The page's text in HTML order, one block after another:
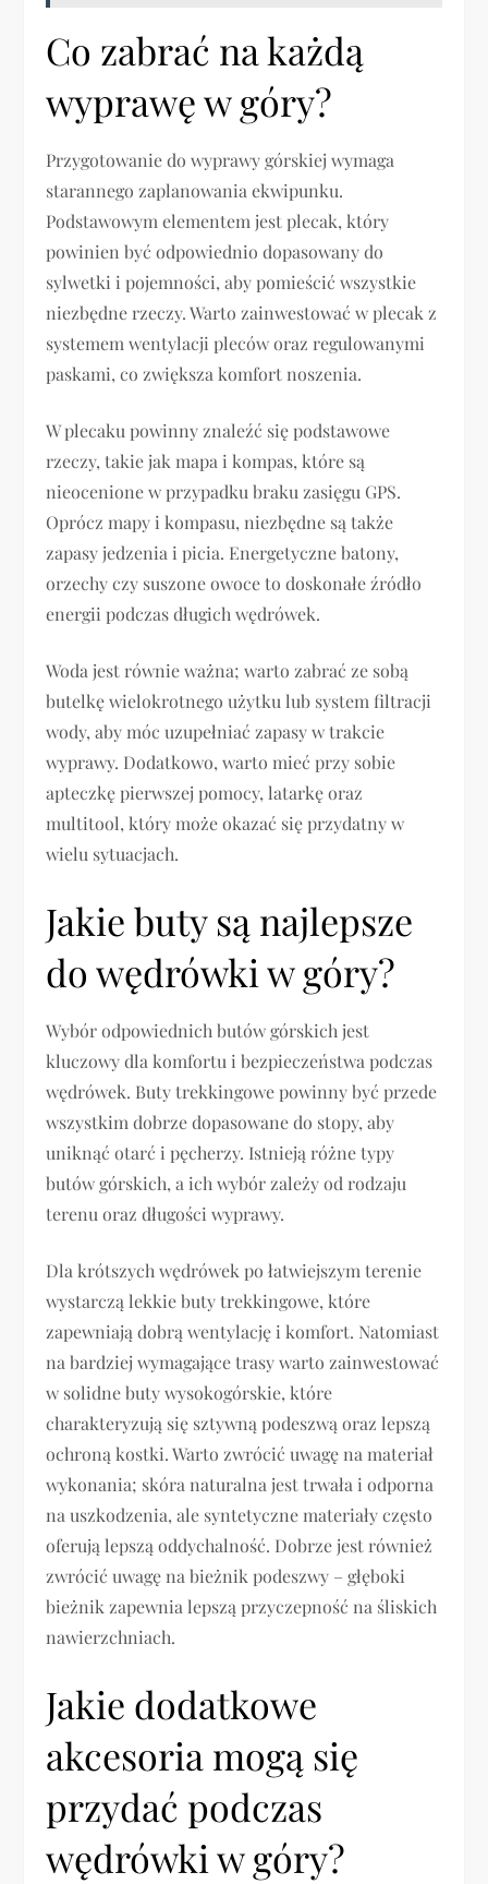
Co zabrać na każdą
wyprawę w góry?
Przygotowanie do wyprawy górskiej wymaga
starannego zaplanowania ekwipunku.
Podstawowym elementem jest plecak, który
powinien być odpowiednio dopasowany do
sylwetki i pojemności, aby pomieścić wszystkie
niezbędne rzeczy. Warto zainwestować w plecak z
systemem wentylacji pleców oraz regulowanymi
paskami, co zwiększa komfort noszenia.
W plecaku powinny znaleźć się podstawowe
rzeczy, takie jak mapa i kompas, które są
nieocenione w przypadku braku zasięgu GPS.
Oprócz mapy i kompasu, niezbędne są także
zapasy jedzenia i picia. Energetyczne batony,
orzechy czy suszone owoce to doskonałe źródło
energii podczas długich wędrówek.
Woda jest równie ważna; warto zabrać ze sobą
butelkę wielokrotnego użytku lub system filtracji
wody, aby móc uzupełniać zapasy w trakcie
wyprawy. Dodatkowo, warto mieć przy sobie
apteczkę pierwszej pomocy, latarkę oraz
multitool, który może okazać się przydatny w
wielu sytuacjach.
Jakie buty są najlepsze
do wędrówki w góry?
Wybór odpowiednich butów górskich jest
kluczowy dla komfortu i bezpieczeństwa podczas
wędrówek. Buty trekkingowe powinny być przede
wszystkim dobrze dopasowane do stopy, aby
uniknąć otarć i pęcherzy. Istnieją różne typy
butów górskich, a ich wybór zależy od rodzaju
terenu oraz długości wyprawy.
Dla krótszych wędrówek po łatwiejszym terenie
wystarczą lekkie buty trekkingowe, które
zapewniają dobrą wentylację i komfort. Natomiast
na bardziej wymagające trasy warto zainwestować
w solidne buty wysokogórskie, które
charakteryzują się sztywną podeszwą oraz lepszą
ochroną kostki. Warto zwrócić uwagę na materiał
wykonania; skóra naturalna jest trwała i odporna
na uszkodzenia, ale syntetyczne materiały często
oferują lepszą oddychalność. Dobrze jest również
zwrócić uwagę na bieżnik podeszwy – głęboki
bieżnik zapewnia lepszą przyczepność na śliskich
nawierzchniach.
Jakie dodatkowe
akcesoria mogą się
przydać podczas
wędrówki w góry?